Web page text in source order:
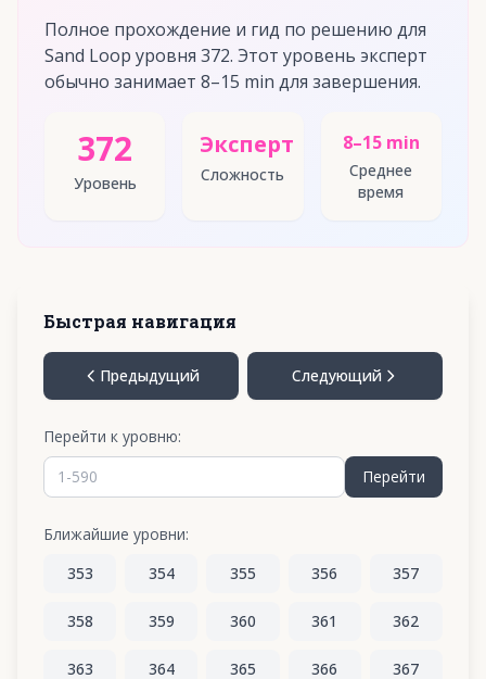
Полное прохождение и гид по решению для
Sand Loop уровня 372. Этот уровень эксперт
обычно занимает 8–15 min для завершения.
372
Уровень
Эксперт
Сложность
8–15 min
Среднее
время
Быстрая навигация
Предыдущий Следующий
Перейти к уровню:
Перейти
Ближайшие уровни:
353
354 355 356 357
358 359 360 361 362
363 364 365 366 367